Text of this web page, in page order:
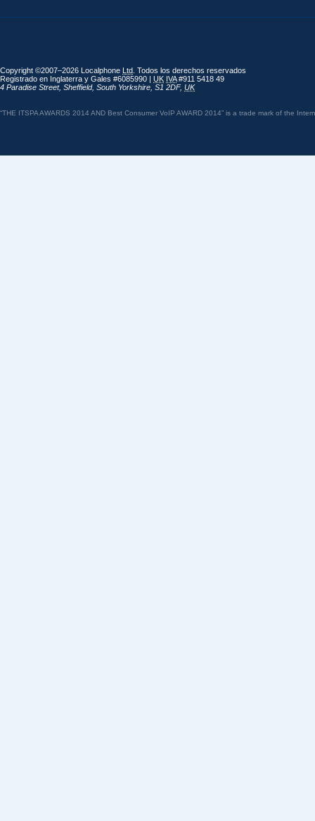
Copyright ©2007–2026 Localphone Ltd . Todos los derechos reservados
Registrado en Inglaterra y Gales #6085990 | UK IVA#911 5418 49
4 Paradise Street, Sheffield, South Yorkshire S1 2DF, UK
“THE ITSPA AWARDS 2014 AND Best Consumer VoIP AWARD 2014” is a trade mark of the